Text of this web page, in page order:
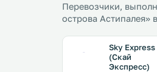
Перевозчики,
острова Астипалея»
Sky Express
(Скай
Экспресс)